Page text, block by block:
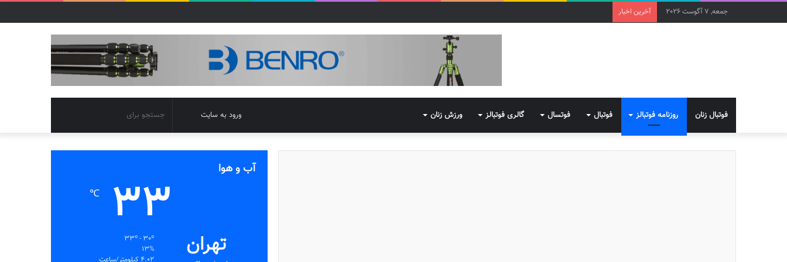
جمعه, 7 آگوست 2026 آخرین اخبار
فوتبال زنان روزنامه فوتبالز فوتبال فوتسال گالری فوتبالز ورزش زنان
برای
تغییر
پوسته
ورود به سایت
آب و هوا
تهران
33
℃
13%
4.02 کیلومتر/ساعت